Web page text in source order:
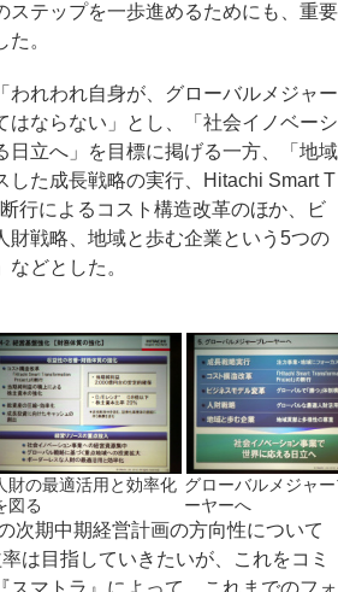
ステップを一歩進めるためにも、重要
。
れわれ自身が、グローバルメジャー
はならない」とし、「社会イノベーシ
日立へ」を目標に掲げる一方、「地域
した成長戦略の実行、Hitachi Smart T
行によるコスト構造改革のほか、ビ
財戦略、地域と歩む企業という5つの
どとした。
財の最適活用と効率化
図る
グローバルメジャ
ーヤーへ
次期中期経営計画の方向性について
は目指していきたいが、これをコミ
スマトラ』によって、これまでのフォ